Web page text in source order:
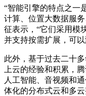
“智能引擎的特点之一
计算、位置大数据服
征表示，“它们采用模
并支持按需扩展，可
此外，基于过去二十
上云的经验和积累，
人工智能、音视频和
体化的分布式云和多